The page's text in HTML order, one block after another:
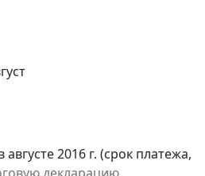
2016 г. (срок платежа,